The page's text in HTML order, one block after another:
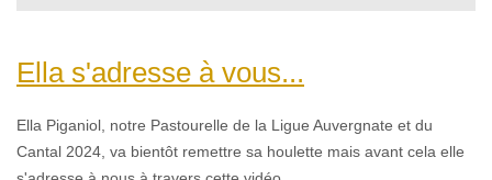
Ella s'adresse à vous...
Ella Piganiol, notre Pastourelle de la Ligue Auvergnate et du
Cantal 2024, va bientôt remettre sa houlette mais avant cela elle